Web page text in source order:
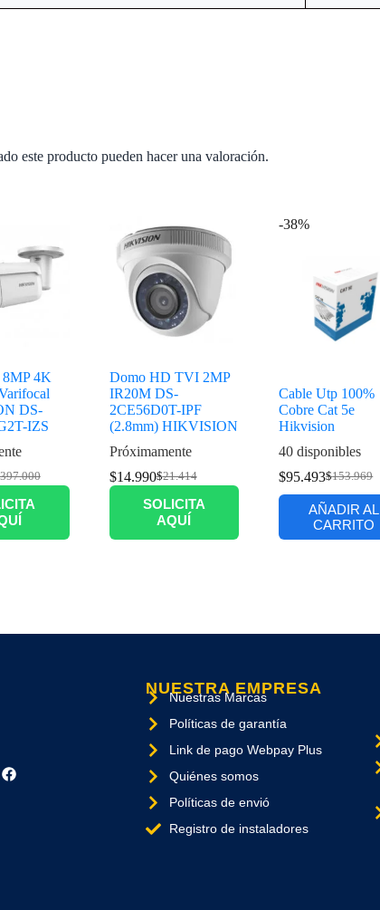
este producto pueden hacer una valoración.
8MP 4K
DS-
IZS
397.000
Domo HD TVI 2MP
IR20M DS-
2CE56D0T-IPF
(2.8mm) HIKVISION
Próximamente
$21.414
$14.990
SOLICITA
AQUÍ
-38%
Cable Utp 100%
Cobre Cat 5e
Hikvision
40 disponibles
$153.969
$95.493
AÑADIR AL
CARRITO
NUESTRA EMPRESA
Nuestras Marcas
Políticas de garantía
Link de pago Webpay Plus
Quiénes somos
Políticas de envió
Registro de instaladores